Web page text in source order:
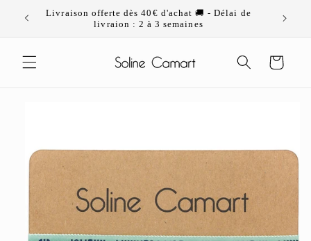
passer auLivraison offerte dès 40€ d'achat 🚚 - Délai de
livraion : 2 à 3 semaines
Panier